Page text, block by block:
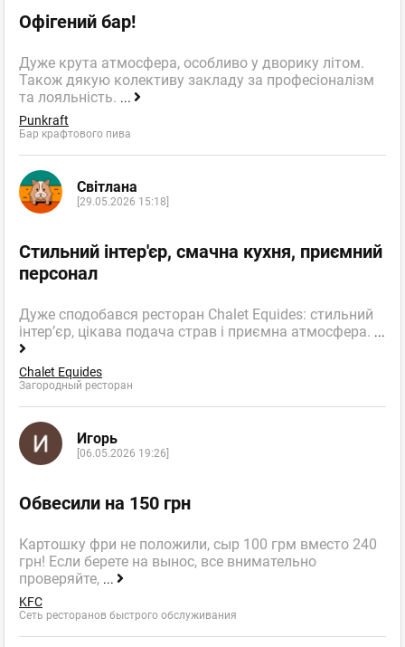
Офігений бар!
Дуже крута атмосфера, особливо у дворику літом.
Також дякую колективу закладу за професіоналізм
та лояльність. ...
Punkraft
Бар крафтового пива
Світлана
[29.05.2026 15:18]
Стильний інтер'єр, смачна кухня, приємний
персонал
Дуже сподобався ресторан Chalet Equides: стильний
інтер’єр, цікава подача страв і приємна атмосфера. ...
Chalet Equides
Загородный ресторан
Игорь
[06.05.2026 19:26]
Обвесили на 150 грн
Картошку фри не положили, сыр 100 грм вместо 240
грн! Если берете на вынос, все внимательно
проверяйте, ...
KFC
Сеть ресторанов быстрого обслуживания